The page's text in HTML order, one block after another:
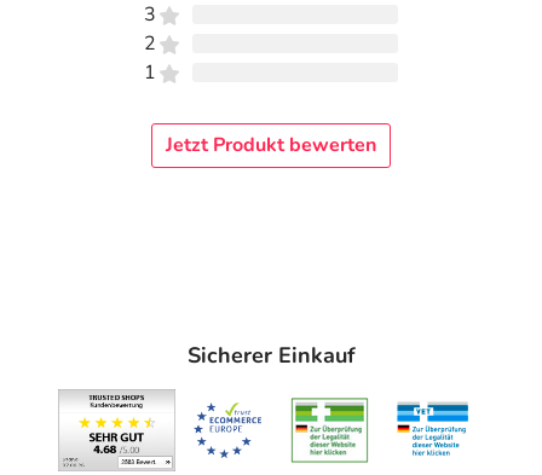
3
2
1
Jetzt Produkt bewerten
Sicherer Einkauf